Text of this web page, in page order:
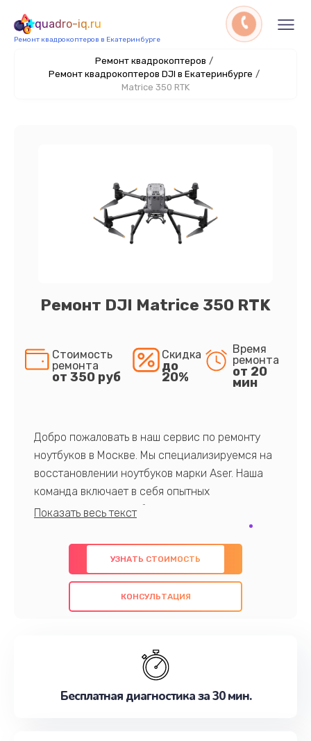
quadro-iq.ru
Ремонт квадрокоптеров в Екатеринбурге
Ремонт квадрокоптеров /
Ремонт квадрокоптеров DJI в Екатеринбурге /
Matrice 350 RTK
Ремонт DJI Matrice 350 RTK
Стоимость
ремонта
от 350 руб
Скидка
до
20%
Время
ремонта
от 20
мин
Добро пожаловать в наш сервис по ремонту
ноутбуков в Москве. Мы специализируемся на
восстановлении ноутбуков марки Aser. Наша
команда включает в себя опытных
профессионалов с обширными знаниями и
многолетним опытом в данной области. Мы
предлагаем быстрый и качественный ремонт с
использованием оригинальных компонентов, а
также гарантируем качество всех
проведенных работ. Наша цель - предоставить
наилучшим образом. Не медлите записаться на
УЗНАТЬ СТОИМОСТЬ
КОНСУЛЬТАЦИЯ
Бесплатная диагностика за 30 мин.